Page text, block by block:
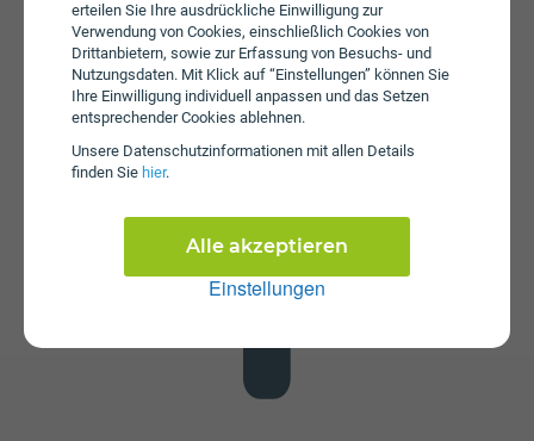
erteilen Sie Ihre ausdrückliche Einwilligung zur
Verwendung von Cookies, einschließlich Cookies von
Drittanbietern, sowie zur Erfassung von Besuchs- und
Nutzungsdaten. Mit Klick auf “Einstellungen” können Sie
Ihre Einwilligung individuell anpassen und das Setzen
entsprechender Cookies ablehnen.
Unsere Daten­schutz­informationen mit allen Details
finden Sie hier.
Einstellungen
Alle akzeptieren
Datenstick
Im Tarif Giga bob Unlimited Plus+ ist kein Datenstick
enthalten. Die SIM-Karte kann in jedem gängigen
Datenstick betrieben werden, um Computer oder Laptop
mit dem Internet zu verbinden. Alternativ kann die SIM-